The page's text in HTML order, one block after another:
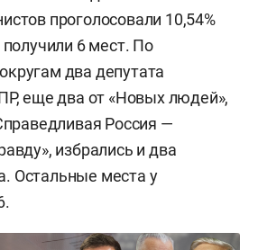
проголосовали 10,54%
получили 6 мест. По
два депутата
еще два от «Новых людей»,
Россия —
избрались и два
Остальные места у